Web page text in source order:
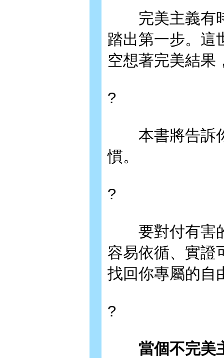
完美主義有時
踏出第一步。這
空想著完美結果
?
本書將告訴你
慣。
?
要對付有害的
容易依循、實證
找回你專屬的自
?
當個不完美主